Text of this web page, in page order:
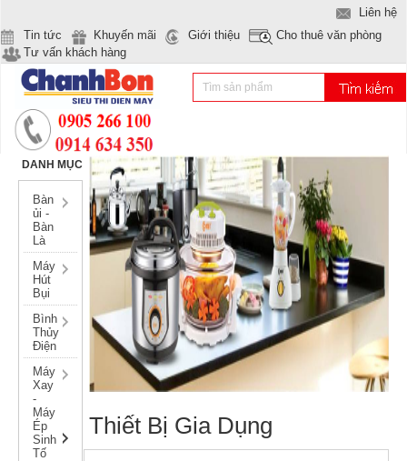
Liên hệ
Tin tức
Khuyến mãi Giới thiệu
Cho thuê văn phòng
Tư vấn khách hàng
DANH MỤC
Bàn
ủi -
Bàn
Là
Máy
Hút
Bụi
Bình
Thủy
Điện
Máy
Xay
-
Máy
Ép
Sinh
Tố
Thiết Bị Gia Dụng